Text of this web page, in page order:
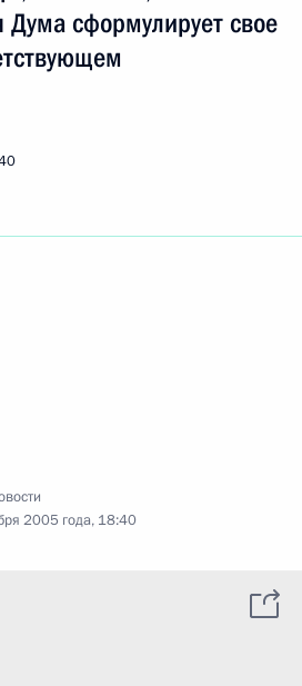
Дума сформулирует свое
2005 года, 18:40